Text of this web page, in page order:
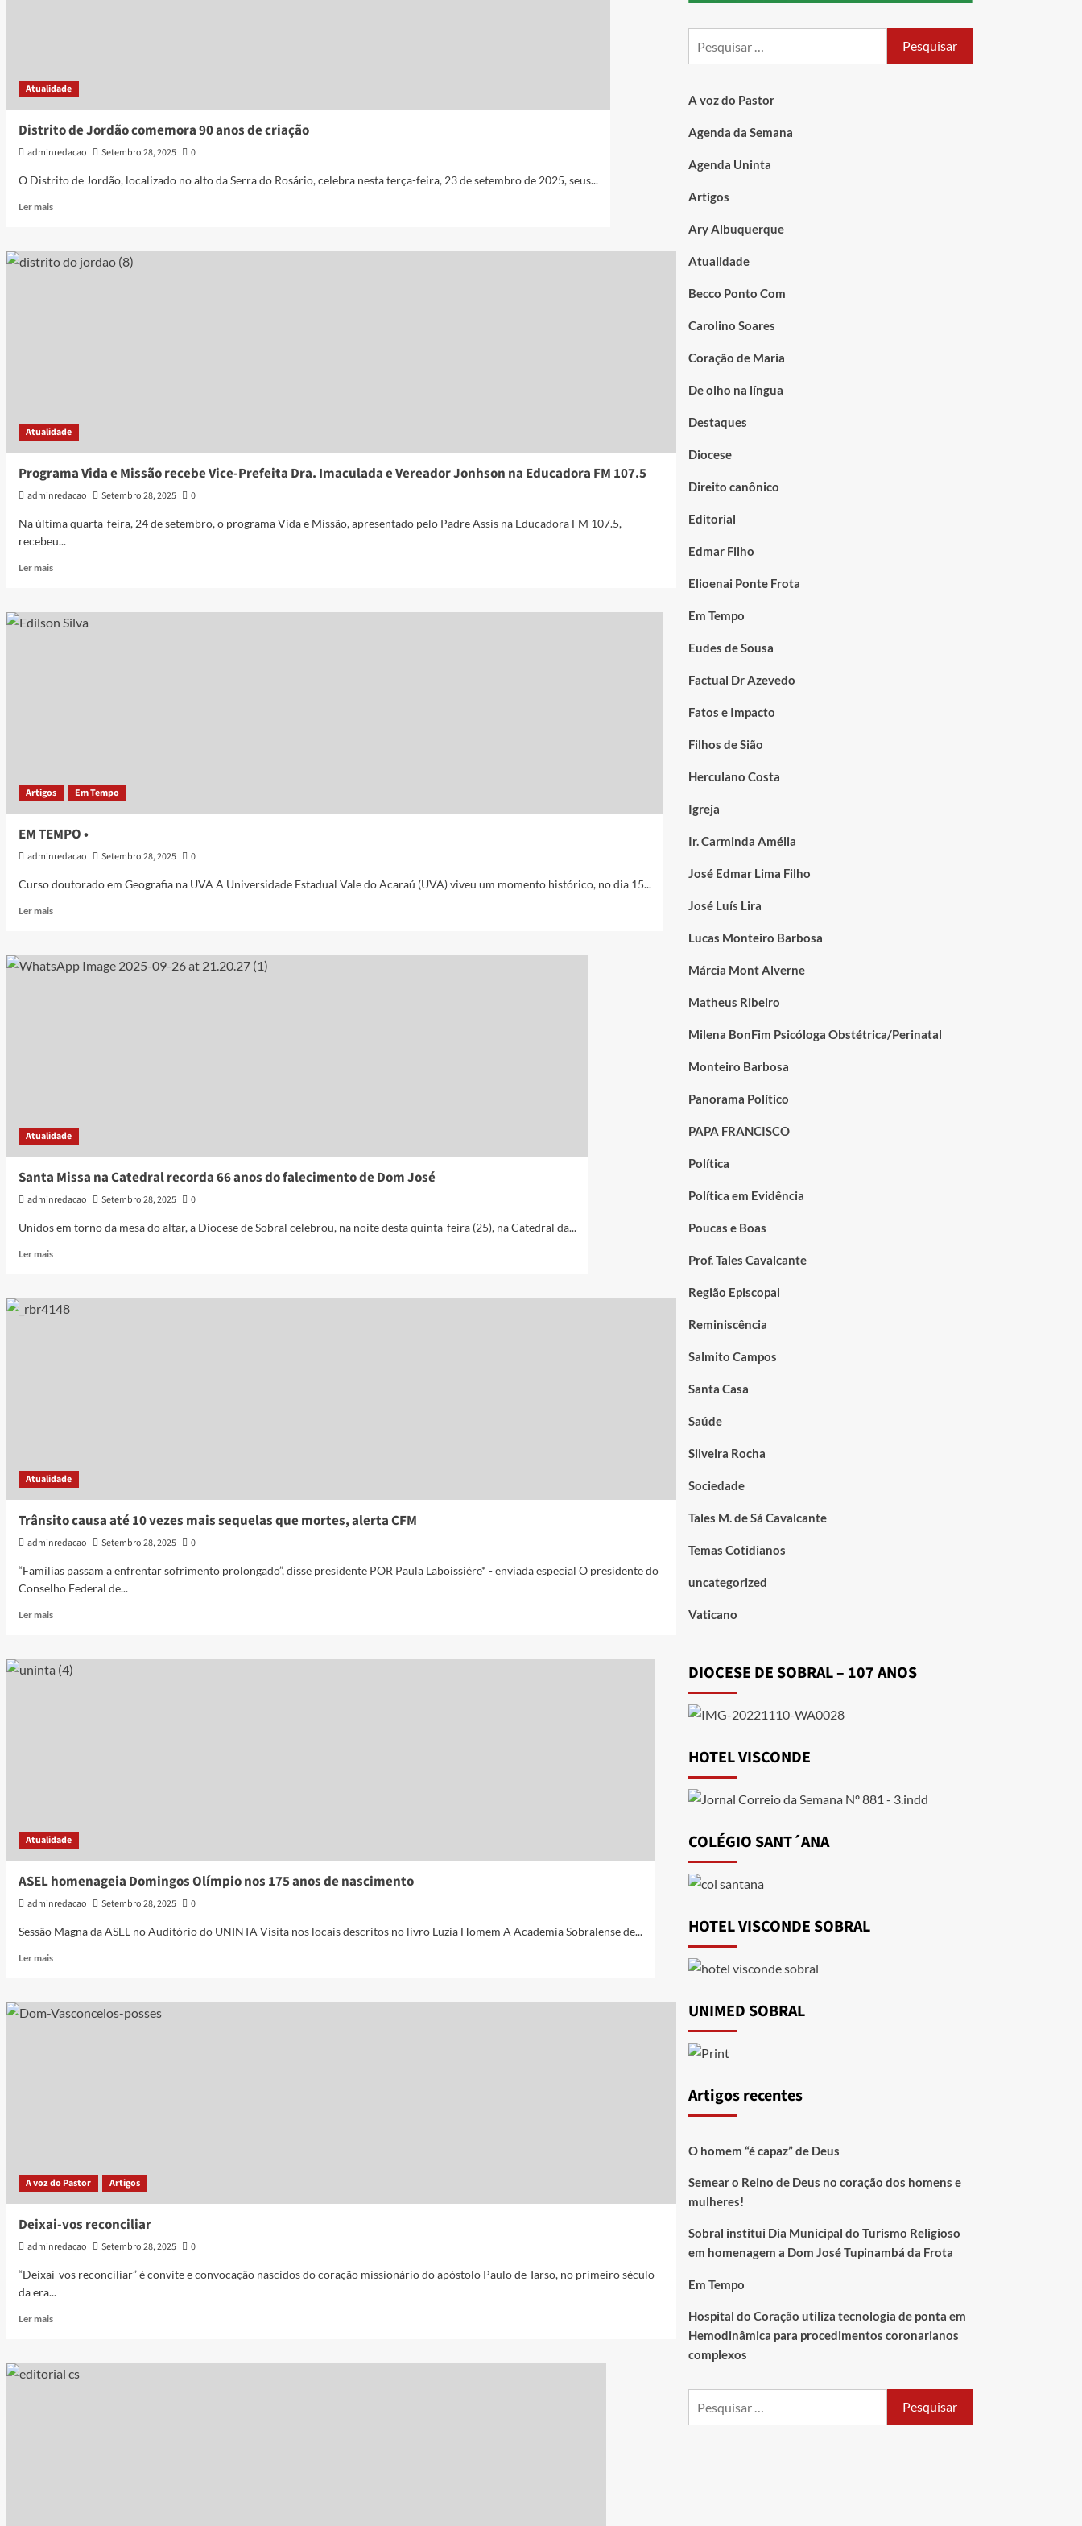
Atualidade
Distrito de Jordão comemora 90 anos de criação
adminredacao Setembro 28, 2025
0
O Distrito de Jordão, localizado no alto da Serra do Rosário, celebra nesta terça-feira, 23 de setembro de 2025, seus...
Ler mais
Atualidade
Programa Vida e Missão recebe Vice-Prefeita Dra. Imaculada e Vereador Jonhson na Educadora FM 107.5
adminredacao Setembro 28, 2025
0
Na última quarta-feira, 24 de setembro, o programa Vida e Missão, apresentado pelo Padre Assis na Educadora FM 107.5,
recebeu...
Ler mais
Artigos Em Tempo
EM TEMPO •
adminredacao Setembro 28, 2025
0
Curso doutorado em Geografia na UVA A Universidade Estadual Vale do Acaraú (UVA) viveu um momento histórico, no dia 15...
Ler mais
Atualidade
Santa Missa na Catedral recorda 66 anos do falecimento de Dom José
adminredacao Setembro 28, 2025
0
Unidos em torno da mesa do altar, a Diocese de Sobral celebrou, na noite desta quinta-feira (25), na Catedral da...
Ler mais
Atualidade
Trânsito causa até 10 vezes mais sequelas que mortes, alerta CFM
adminredacao Setembro 28, 2025
0
“Famílias passam a enfrentar sofrimento prolongado”, disse presidente POR Paula Laboissière* - enviada especial O presidente do
Conselho Federal de...
Ler mais
Atualidade
ASEL homenageia Domingos Olímpio nos 175 anos de nascimento
adminredacao Setembro 28, 2025
0
Sessão Magna da ASEL no Auditório do UNINTA Visita nos locais descritos no livro Luzia Homem A Academia Sobralense de...
Ler mais
A voz do Pastor Artigos
Deixai-vos reconciliar
adminredacao Setembro 28, 2025
0
“Deixai-vos reconciliar” é convite e convocação nascidos do coração missionário do apóstolo Paulo de Tarso, no primeiro século
da era...
Ler mais
A voz do Pastor
Agenda da Semana
Agenda Uninta
Artigos
Ary Albuquerque
Atualidade
Becco Ponto Com
Carolino Soares
Coração de Maria
De olho na língua
Destaques
Diocese
Direito canônico
Editorial
Edmar Filho
Elioenai Ponte Frota
Em Tempo
Eudes de Sousa
Factual Dr Azevedo
Fatos e Impacto
Filhos de Sião
Herculano Costa
Igreja
Ir. Carminda Amélia
José Edmar Lima Filho
José Luís Lira
Lucas Monteiro Barbosa
Márcia Mont Alverne
Matheus Ribeiro
Milena BonFim Psicóloga Obstétrica/Perinatal
Monteiro Barbosa
Panorama Político
PAPA FRANCISCO
Política
Política em Evidência
Poucas e Boas
Prof. Tales Cavalcante
Região Episcopal
Reminiscência
Salmito Campos
Santa Casa
Saúde
Silveira Rocha
Sociedade
Tales M. de Sá Cavalcante
Temas Cotidianos
uncategorized
Vaticano
DIOCESE DE SOBRAL – 107 ANOS
HOTEL VISCONDE
COLÉGIO SANT´ANA
HOTEL VISCONDE SOBRAL
UNIMED SOBRAL
Artigos recentes
O homem “é capaz” de Deus
Semear o Reino de Deus no coração dos homens e
mulheres!
Sobral institui Dia Municipal do Turismo Religioso
em homenagem a Dom José Tupinambá da Frota
Em Tempo
Hospital do Coração utiliza tecnologia de ponta em
Hemodinâmica para procedimentos coronarianos
complexos